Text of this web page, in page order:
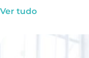
Ver tudo